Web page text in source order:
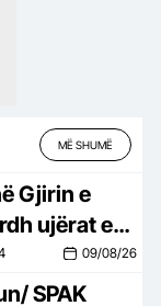
MË SHUMË
Gjirin e
ujërat e
të
09/08/26
SPAK